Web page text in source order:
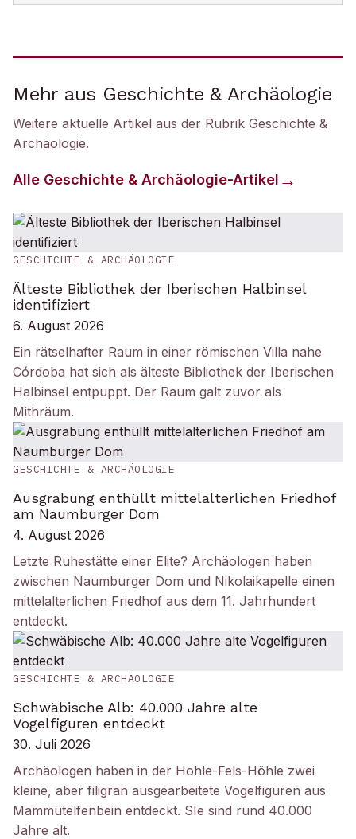
Mehr aus Geschichte & Archäologie
Weitere aktuelle Artikel aus der Rubrik Geschichte &
Archäologie.
Alle Geschichte & Archäologie-Artikel
GESCHICHTE & ARCHÄOLOGIE
Älteste Bibliothek der Iberischen Halbinsel
identifiziert
6. August 2026
Ein rätselhafter Raum in einer römischen Villa nahe
Córdoba hat sich als älteste Bibliothek der Iberischen
Halbinsel entpuppt. Der Raum galt zuvor als
Mithräum.
GESCHICHTE & ARCHÄOLOGIE
Ausgrabung enthüllt mittelalterlichen Friedhof
am Naumburger Dom
4. August 2026
Letzte Ruhestätte einer Elite? Archäologen haben
zwischen Naumburger Dom und Nikolaikapelle einen
mittelalterlichen Friedhof aus dem 11. Jahrhundert
entdeckt.
GESCHICHTE & ARCHÄOLOGIE
Schwäbische Alb: 40.000 Jahre alte
Vogelfiguren entdeckt
30. Juli 2026
Archäologen haben in der Hohle-Fels-Höhle zwei
kleine, aber filigran ausgearbeitete Vogelfiguren aus
Mammutelfenbein entdeckt. SIe sind rund 40.000
Jahre alt.